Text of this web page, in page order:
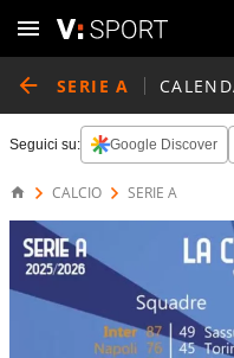
SERIE A
Seguici su: Google Discover
CALCIO SERIE A